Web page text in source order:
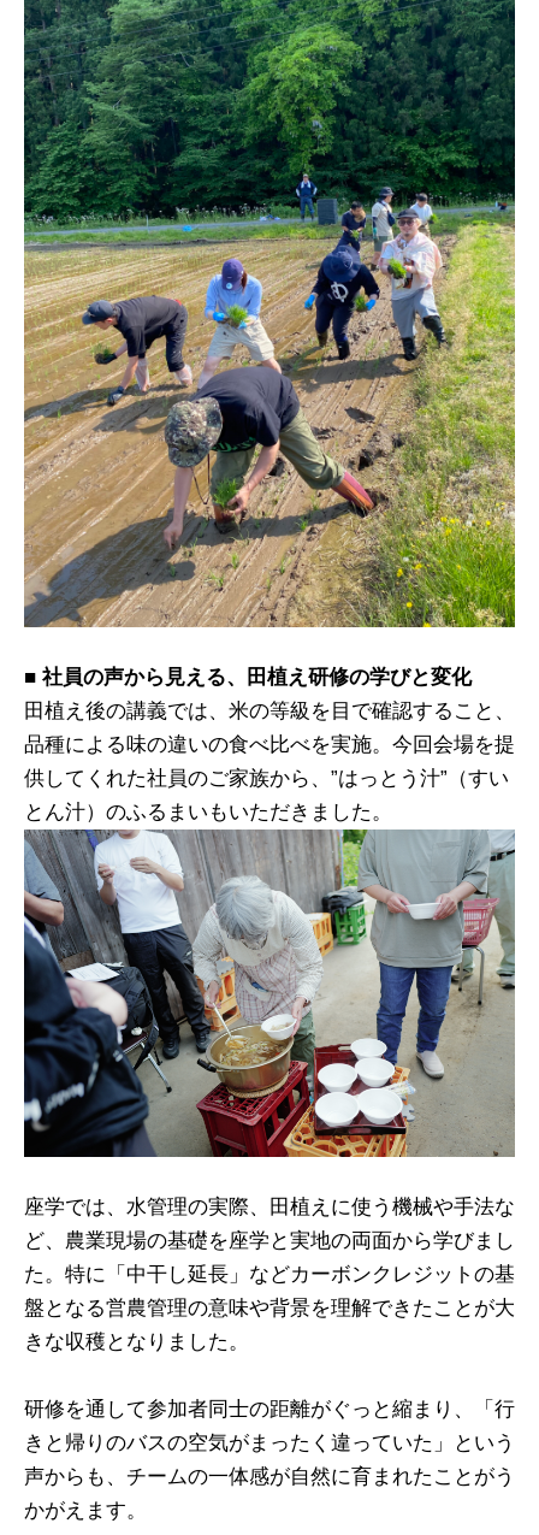
■ 社員の声から見える、田植え研修の学びと変化
田植え後の講義では、米の等級を目で確認すること、
品種による味の違いの食べ比べを実施。今回会場を提
供してくれた社員のご家族から、”はっとう汁”（すい
とん汁）のふるまいもいただきました。
座学では、水管理の実際、田植えに使う機械や手法な
ど、農業現場の基礎を座学と実地の両面から学びまし
た。特に「中干し延長」などカーボンクレジットの基
盤となる営農管理の意味や背景を理解できたことが大
きな収穫となりました。
研修を通して参加者同士の距離がぐっと縮まり、「行
きと帰りのバスの空気がまったく違っていた」という
声からも、チームの一体感が自然に育まれたことがう
かがえます。